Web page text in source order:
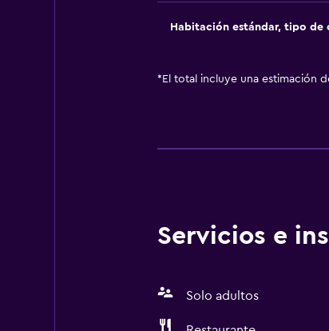
Habitación estándar, tipo de
* El total incluye una estimación
Servicios e
Solo adultos